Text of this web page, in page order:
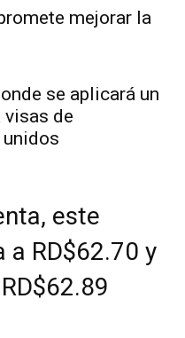
mejorar la
se aplicará un
visas de
este
a RD$62.70 y